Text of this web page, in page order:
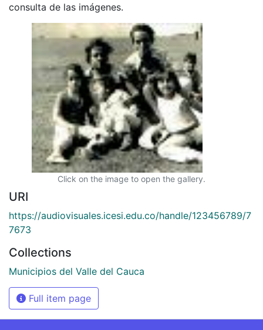
consulta de las imágenes.
Click on the image to open the gallery.
URI
https://audiovisuales.icesi.edu.co/handle/123456789/7
7673
Collections
Municipios del Valle del Cauca
Full item page